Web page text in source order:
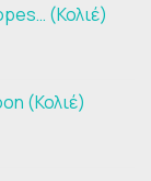
(Κολιέ)
(Κολιέ)